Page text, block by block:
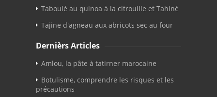
Taboulé au quinoa à la citrouille et Tahiné
Tajine d'agneau aux abricots sec au four
Dernièrs Articles
Amlou, la pâte à tatirner marocaine
Botulisme, comprendre les risques et les
précautions